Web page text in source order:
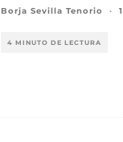
Borja Sevilla Tenorio ·
4 MINUTO DE LECTURA